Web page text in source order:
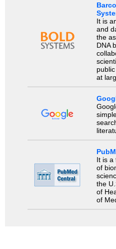
It is
and
the
DNA
at
It is a
of
the
of
of